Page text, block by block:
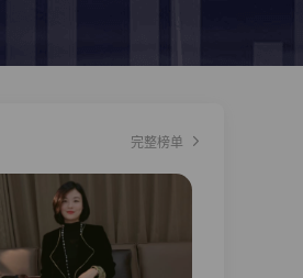
完整榜单
直播中